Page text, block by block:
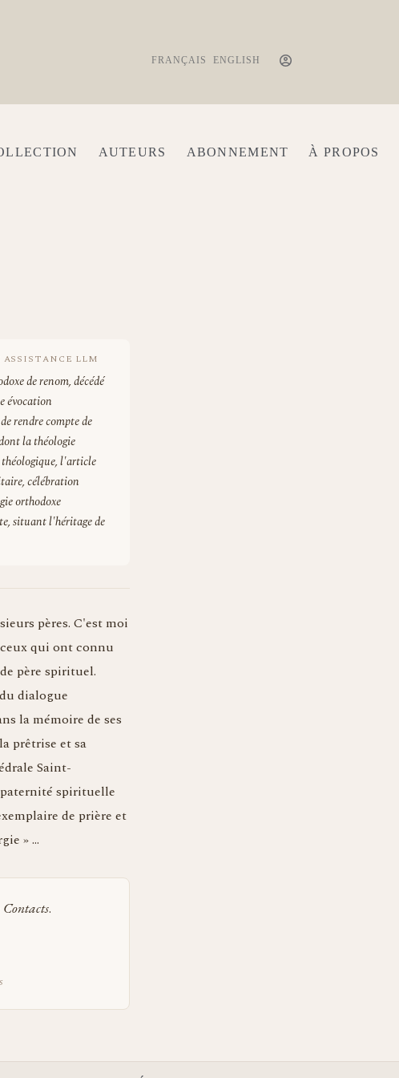
FRANÇAIS ENGLISH
AUTEURS ABONNEMENT À PROPOS
ASSISTANCE LLM
de renom, décédé
évocation
rendre compte de
la théologie
l'article
célébration
orthodoxe
situant l'héritage de
pères. C'est moi
qui ont connu
père spirituel.
dialogue
la mémoire de ses
prêtrise et sa
Saint-
spirituelle
de prière et
» …
Contacts.